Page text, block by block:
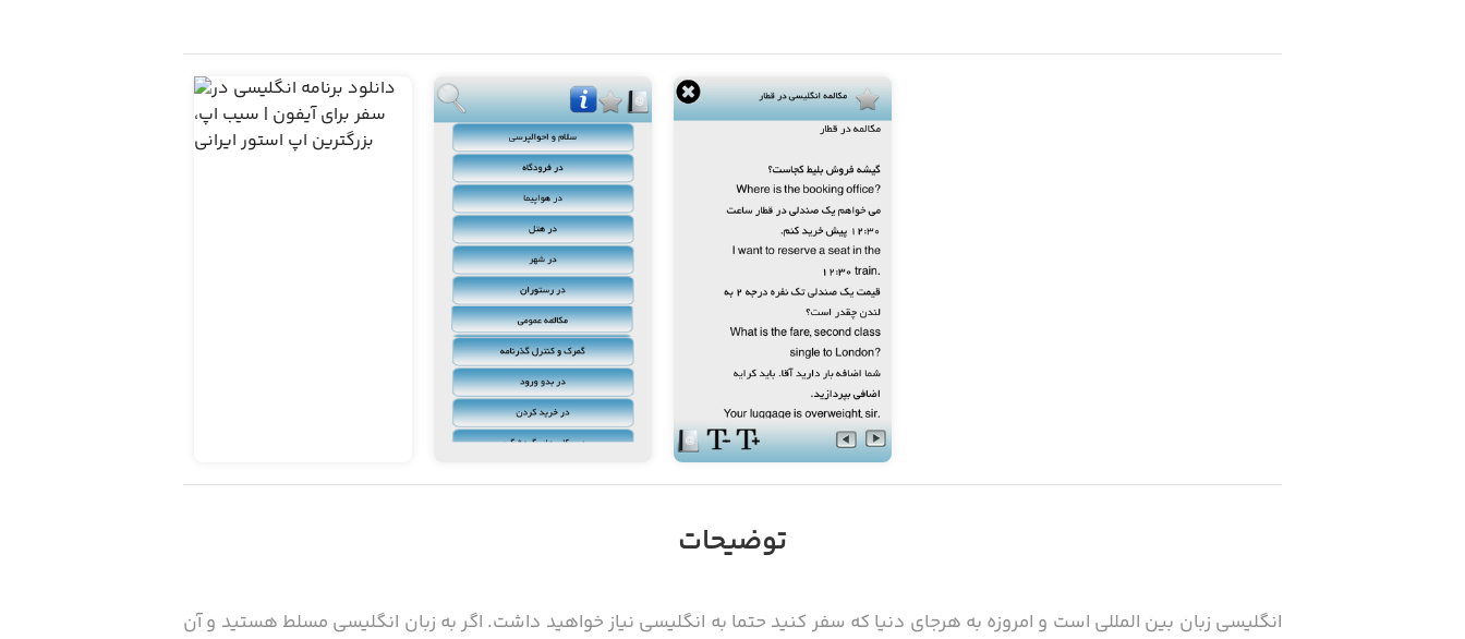
توضیحات
انگلیسی زبان بین المللی است و امروزه به هرجای دنیا که سفر کنید حتما به انگلیسی نیاز خواهید داشت. اگر به زبان انگلیسی مسلط هستید و آن